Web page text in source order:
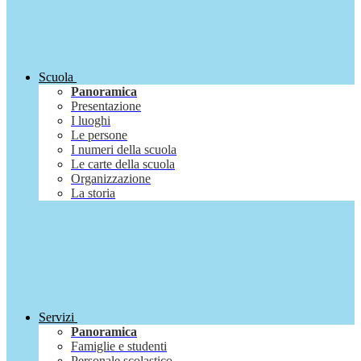
Scuola
Panoramica
Presentazione
I luoghi
Le persone
I numeri della scuola
Le carte della scuola
Organizzazione
La storia
Servizi
Panoramica
Famiglie e studenti